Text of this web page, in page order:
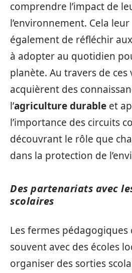
comprendre l’impact de
l’environnement. Cela
également de réfléchir
à adopter au quotidien
planète. Au travers de ces
acquièrent des
l’agriculture durable et
l’importance des circuits
découvrant le rôle que
dans la protection de
Des partenariats avec
scolaires
Les fermes
souvent avec des écoles
organiser des sorties